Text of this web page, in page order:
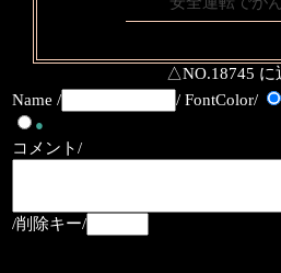
△NO.18745
Name /
/ FontColor/
●
コメント/
/削除キー/